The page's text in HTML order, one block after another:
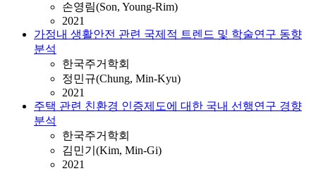
손영림(Son, Young-Rim)
2021
가정내 생활안전 관련 국제적 트렌드 및 학술연구 동향
분석
한국주거학회
정민규(Chung, Min-Kyu)
2021
주택 관련 친환경 인증제도에 대한 국내 선행연구 경향
분석
한국주거학회
김민기(Kim, Min-Gi)
2021